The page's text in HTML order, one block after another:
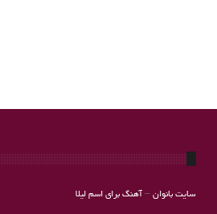
سایت بانوان– آهنگ برای اسم لیلا